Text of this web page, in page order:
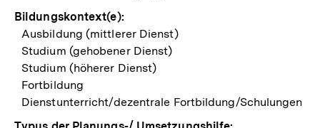
Bildungskontext(e):
Ausbildung (mittlerer Dienst)
Studium (gehobener Dienst)
Studium (höherer Dienst)
Fortbildung
Dienstunterricht/dezentrale Fortbildung/Schulungen